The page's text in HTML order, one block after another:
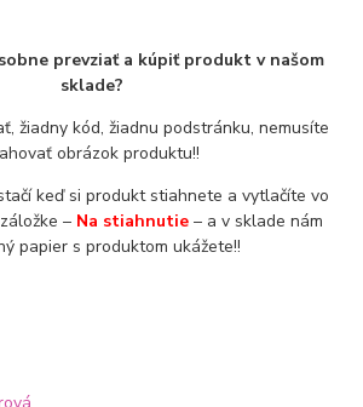
prevziať a kúpiť produkt v našom
sklade?
žiadny kód, žiadnu podstránku, nemusíte
obrázok produktu!!
keď si produkt stiahnete a vytlačíte vo
– Na stiahnutie – a v sklade nám
papier s produktom ukážete!!